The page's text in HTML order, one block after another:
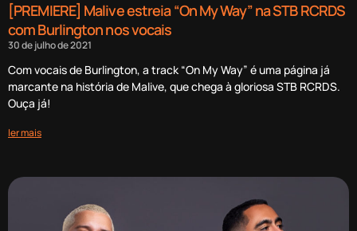
[PREMIERE] Malive estreia “On My Way” na STB RCRDS
com Burlington nos vocais
30 de julho de 2021
Com vocais de Burlington, a track “On My Way” é uma página já
marcante na história de Malive, que chega à gloriosa STB RCRDS.
Ouça já!
ler mais